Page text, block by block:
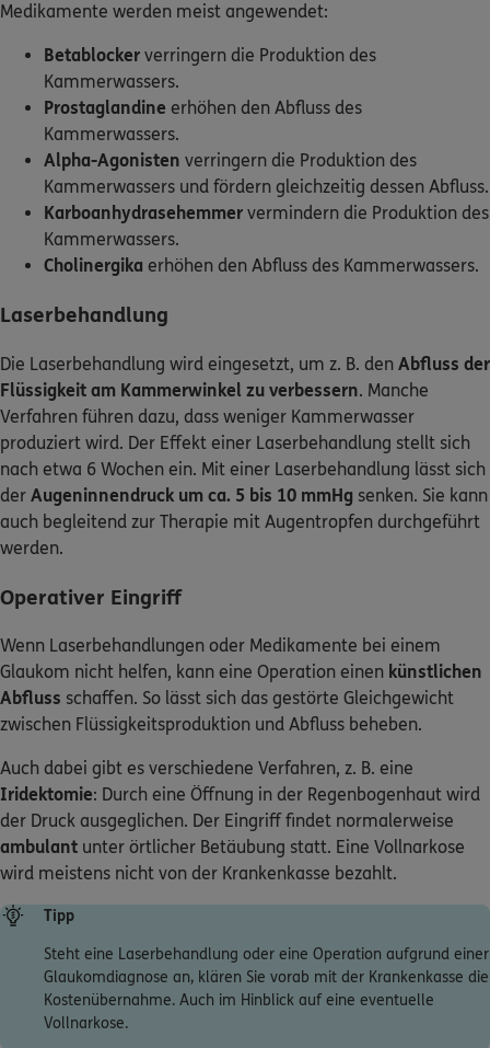
Medikamente werden meist angewendet:
Betablocker verringern die Produktion des
Kammerwassers.
Prostaglandine erhöhen den Abfluss des
Kammerwassers.
Alpha-Agonisten verringern die Produktion des
Kammerwassers und fördern gleichzeitig dessen Abfluss.
Karboanhydrasehemmer vermindern die Produktion des
Kammerwassers.
Cholinergika erhöhen den Abfluss des Kammerwassers.
Laserbehandlung
Die Laserbehandlung wird eingesetzt, um z. B. den Abfluss der
Flüssigkeit am Kammerwinkel zu verbessern. Manche
Verfahren führen dazu, dass weniger Kammerwasser
produziert wird. Der Effekt einer Laserbehandlung stellt sich
nach etwa 6 Wochen ein. Mit einer Laserbehandlung lässt sich
der Augeninnendruck um ca. 5 bis 10 mmHg senken. Sie kann
auch begleitend zur Therapie mit Augentropfen durchgeführt
werden.
Operativer Eingriff
Wenn Laserbehandlungen oder Medikamente bei einem
Glaukom nicht helfen, kann eine Operation einen künstlichen
Abfluss schaffen. So lässt sich das gestörte Gleichgewicht
zwischen Flüssigkeitsproduktion und Abfluss beheben.
Auch dabei gibt es verschiedene Verfahren, z. B. eine
Iridektomie: Durch eine Öffnung in der Regenbogenhaut wird
der Druck ausgeglichen. Der Eingriff findet normalerweise
ambulant unter örtlicher Betäubung statt. Eine Vollnarkose
wird meistens nicht von der Krankenkasse bezahlt.
Tipp
Steht eine Laserbehandlung oder eine Operation aufgrund einer
Glaukomdiagnose an, klären Sie vorab mit der Krankenkasse die
Kostenübernahme. Auch im Hinblick auf eine eventuelle
Vollnarkose.